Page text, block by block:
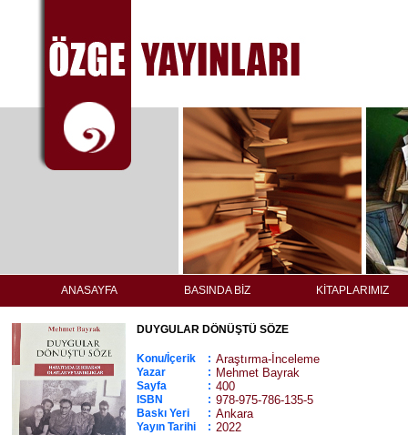
ANASAYFA BASINDA BİZ KİTAPLARIMIZ
DUYGULAR DÖNÜŞTÜ SÖZE
Konu/İçerik : Araştırma-İnceleme
Yazar : Mehmet Bayrak
Sayfa : 400
ISBN : 978-975-786-135-5
Baskı Yeri : Ankara
Yayın Tarihi : 2022